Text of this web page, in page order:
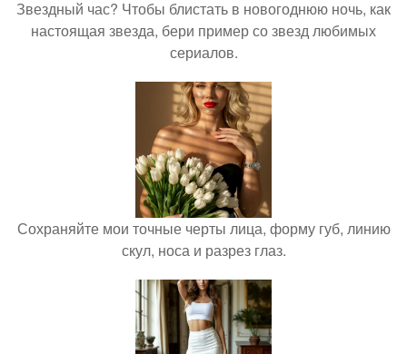
Звездный час? Чтобы блистать в новогоднюю ночь, как
настоящая звезда, бери пример со звезд любимых
сериалов.
Сохраняйте мои точные черты лица, форму губ, линию
скул, носа и разрез глаз.